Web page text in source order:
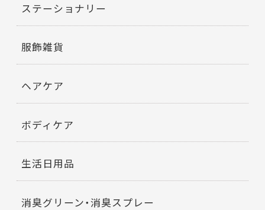
ステーショナリー
服飾雑貨
ヘアケア
ボディケア
生活日用品
消臭グリーン・消臭スプレー